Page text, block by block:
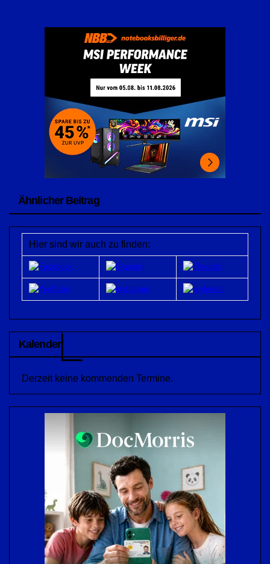
Ähnlicher Beitrag
Hier sind wir auch zu finden:
Kalender
Derzeit keine kommenden Termine.